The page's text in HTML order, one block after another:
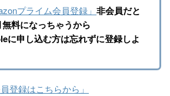
プライム会員登録」 非会員だと
無料になっちゃうから
に申し込む方は忘れずに登録しよ
登録はこちらから」